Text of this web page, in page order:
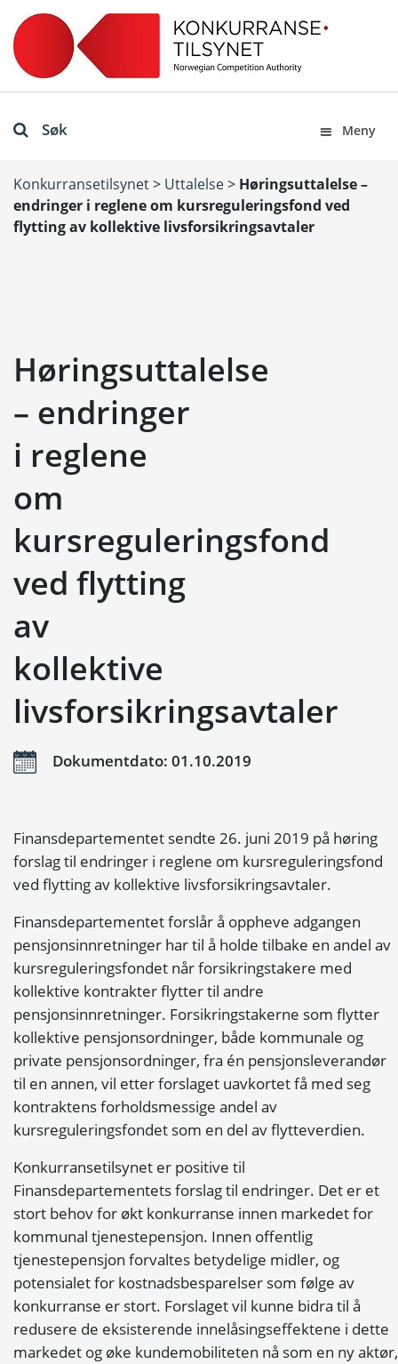
Søk Meny
Konkurransetilsynet> Uttalelse> Høringsuttalelse –
endringer i reglene om kursreguleringsfond ved
flytting av kollektive livsforsikringsavtaler
Høringsuttalelse
– endringer
i reglene
om
kursreguleringsfond
ved flytting
av
kollektive
livsforsikringsavtaler
Dokumentdato: 01.10.2019
Finansdepartementet sendte 26. juni 2019 på høring
forslag til endringer i reglene om kursreguleringsfond
ved flytting av kollektive livsforsikringsavtaler.
Finansdepartementet forslår å oppheve adgangen
pensjonsinnretninger har til å holde tilbake en andel av
kursreguleringsfondet når forsikringstakere med
kollektive kontrakter flytter til andre
pensjonsinnretninger. Forsikringstakerne som flytter
kollektive pensjonsordninger, både kommunale og
private pensjonsordninger, fra én pensjonsleverandør
til en annen, vil etter forslaget uavkortet få med seg
kontraktens forholdsmessige andel av
kursreguleringsfondet som en del av flytteverdien.
Konkurransetilsynet er positive til
Finansdepartementets forslag til endringer. Det er et
stort behov for økt konkurranse innen markedet for
kommunal tjenestepensjon. Innen offentlig
tjenestepensjon forvaltes betydelige midler, og
potensialet for kostnadsbesparelser som følge av
konkurranse er stort. Forslaget vil kunne bidra til å
redusere de eksisterende innelåsingseffektene i dette
markedet og øke kundemobiliteten nå som en ny aktør,